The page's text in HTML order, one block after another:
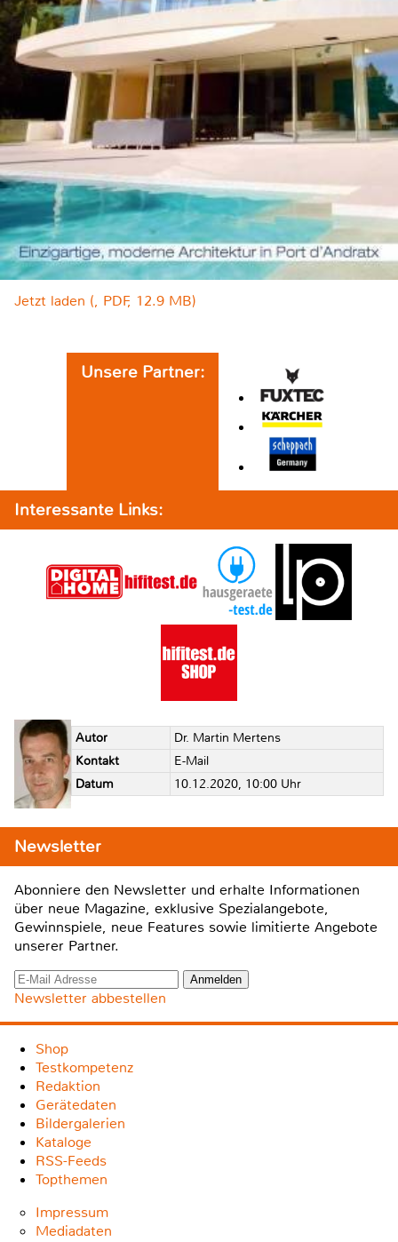
Jetzt laden (, PDF, 12.9 MB)
Unsere Partner:
Interessante Links:
Autor
Dr. Martin Mertens
Kontakt
E-Mail
Datum
10.12.2020, 10:00 Uhr
Newsletter
Abonniere den Newsletter und erhalte Informationen
über neue Magazine, exklusive Spezialangebote,
Gewinnspiele, neue Features sowie limitierte Angebote
unserer Partner.
Newsletter abbestellen
Shop
Testkompetenz
Redaktion
Gerätedaten
Bildergalerien
Kataloge
RSS-Feeds
Topthemen
Impressum
Mediadaten